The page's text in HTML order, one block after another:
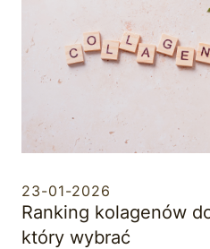
23-01-2026
Ranking kolagenów
który wybrać